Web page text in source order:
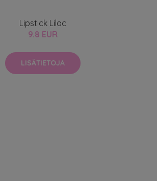
Lipstick Lilac
9.8 EUR
LISÄTIETOJA